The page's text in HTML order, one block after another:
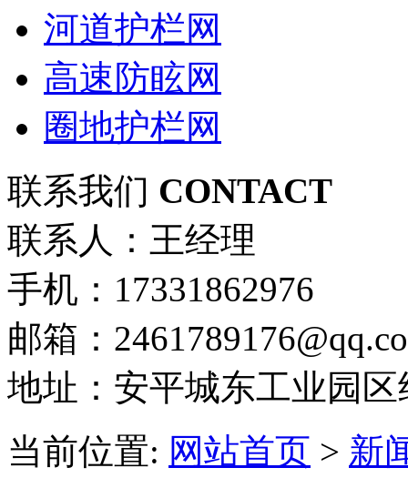
河道护栏网
高速防眩网
圈地护栏网
联系我们 CONTACT
联系人：王经理
手机：17331862976
邮箱：
地址：安平城东工业园区
当前位置: 网站首页 > 新